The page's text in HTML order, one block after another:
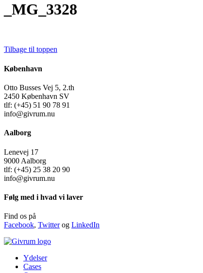
_MG_3328
Tilbage til toppen
København
Otto Busses Vej 5, 2.th
2450 København SV
tlf: (+45) 51 90 78 91
info@givrum.nu
Aalborg
Lenevej 17
9000 Aalborg
tlf: (+45) 25 38 20 90
info@givrum.nu
Følg med i hvad vi laver
Find os på
Facebook, Twitterog LinkedIn
Ydelser
Cases